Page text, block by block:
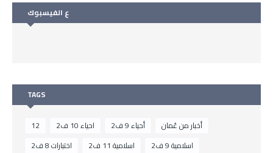
ع الفيسبوك
TAGS
12 احياء 10 ف2 أحياء 9 ف2
أخبار من عُمان
اختبارات 8 ف2
اسلامية 11 ف2
اسلامية 9 ف2